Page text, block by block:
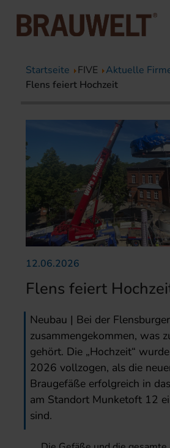
Startseite FIVE
Aktuelle
Flens feiert Hochzeit
12.06.2026
Flens feiert
Neubau | Bei der
zusammengekommen, was
gehört. Die „Hochzeit“
2026 vollzogen, als die
Braugefäße erfolgreich in
am Standort Munketoft 12
sind.